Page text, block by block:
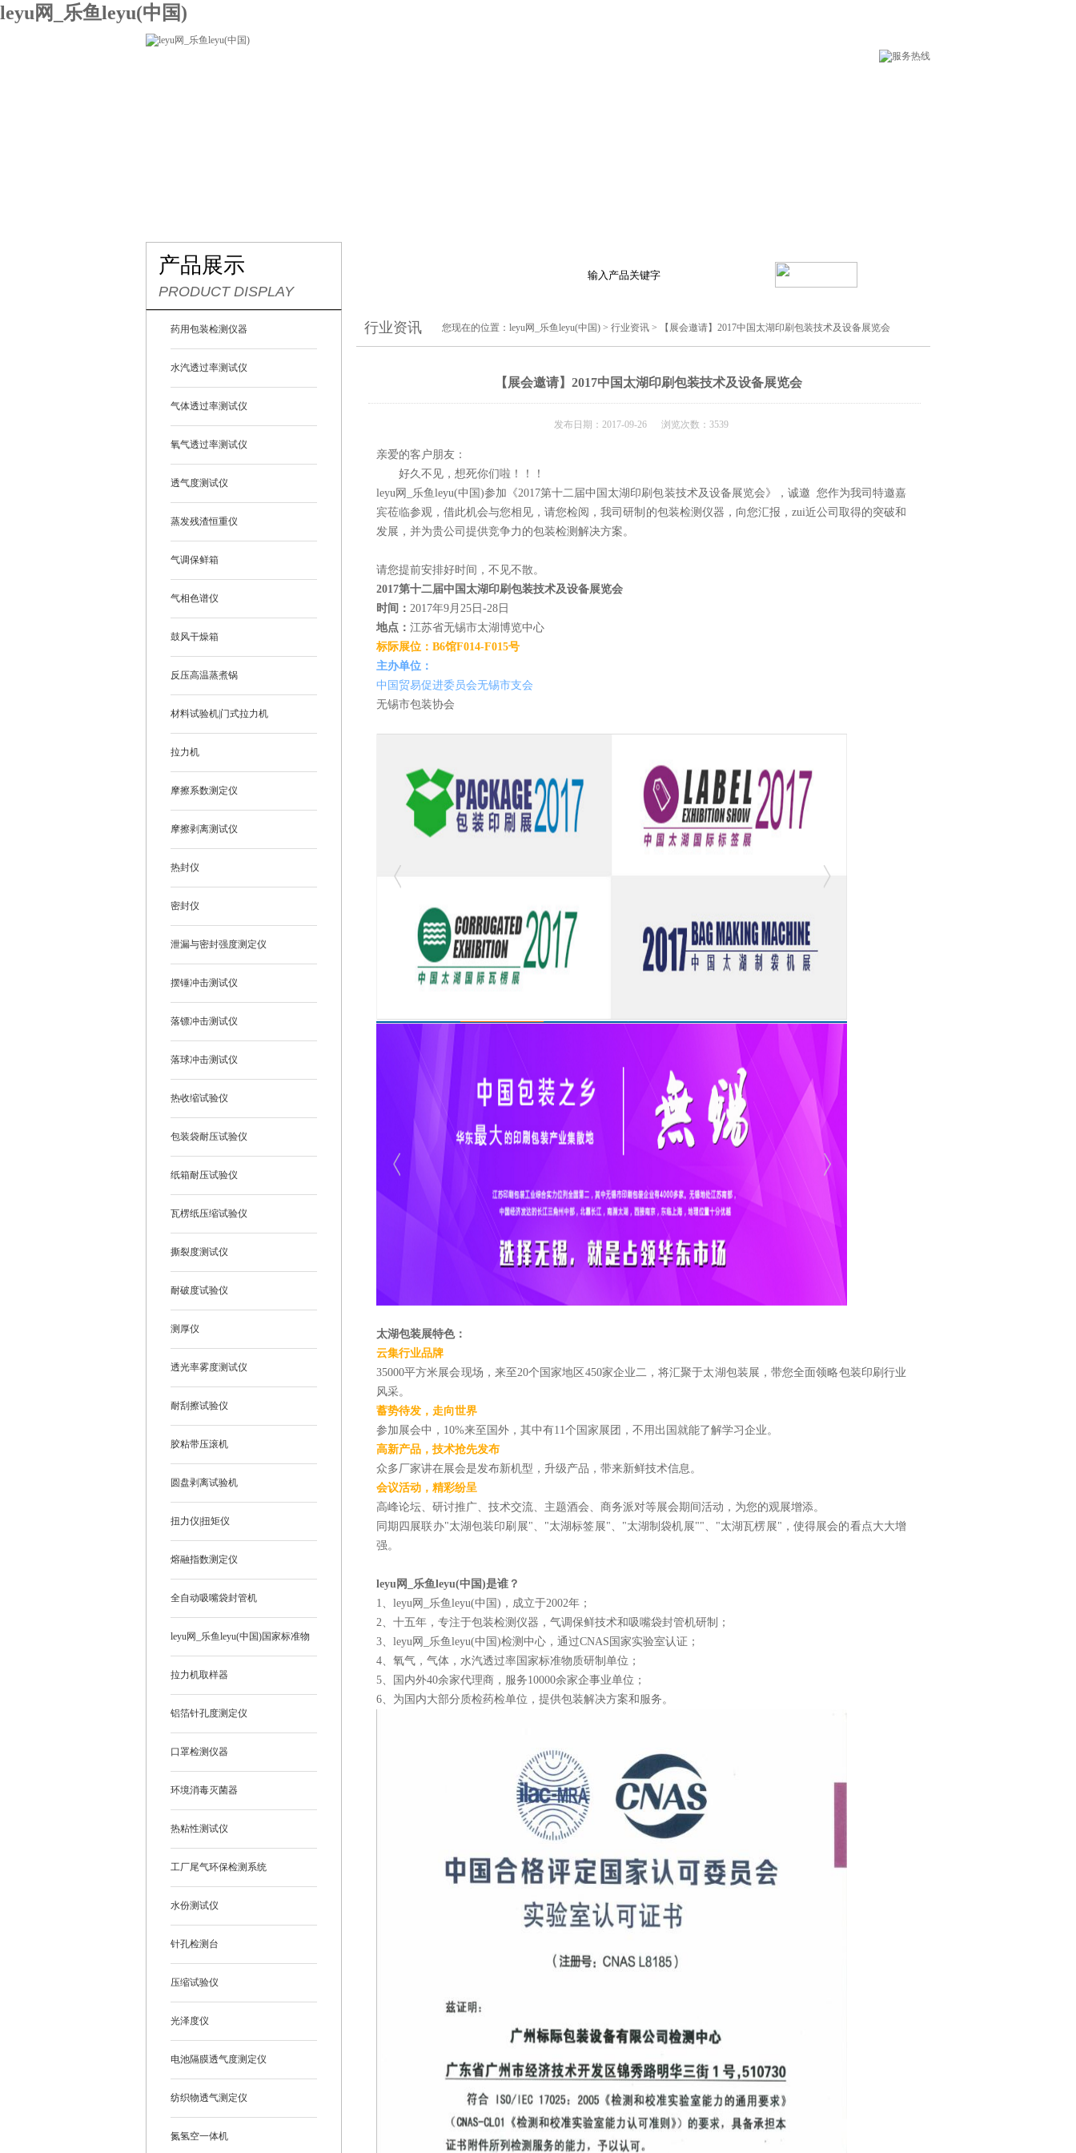
leyu网_乐鱼leyu(中国)
产品展示
PRODUCT DISPLAY
药用包装检测仪器
水汽透过率测试仪
气体透过率测试仪
氧气透过率测试仪
透气度测试仪
蒸发残渣恒重仪
气调保鲜箱
气相色谱仪
鼓风干燥箱
反压高温蒸煮锅
材料试验机|门式拉力机
拉力机
摩擦系数测定仪
摩擦剥离测试仪
热封仪
密封仪
泄漏与密封强度测定仪
摆锤冲击测试仪
落镖冲击测试仪
落球冲击测试仪
热收缩试验仪
包装袋耐压试验仪
纸箱耐压试验仪
瓦楞纸压缩试验仪
撕裂度测试仪
耐破度试验仪
测厚仪
透光率雾度测试仪
耐刮擦试验仪
胶粘带压滚机
圆盘剥离试验机
扭力仪|扭矩仪
熔融指数测定仪
全自动吸嘴袋封管机
leyu网_乐鱼leyu(中国)国家标准物
质
拉力机取样器
铝箔针孔度测定仪
口罩检测仪器
环境消毒灭菌器
热粘性测试仪
工厂尾气环保检测系统
水份测试仪
针孔检测台
压缩试验仪
光泽度仪
电池隔膜透气度测定仪
纺织物透气测定仪
氮氢空一体机
行业资讯 您现在的位置： leyu网_乐鱼leyu(中国) > 行业资讯 > 【展会邀请】2017中国太湖印刷包装技术及设备展览会
【展会邀请】2017中国太湖印刷包装技术及设备展览会
发布日期：2017-09-26 浏览次数：3539
亲爱的客户朋友：
好久不见，想死你们啦！！！
leyu网_乐鱼leyu(中国)参加《2017第十二届中国太湖印刷包装技术及设备展览会》，诚邀 您作为我司特邀嘉
宾莅临参观，借此机会与您相见，请您检阅，我司研制的包装检测仪器，向您汇报，zui近公司取得的突破和
发展，并为贵公司提供竞争力的包装检测解决方案。
请您提前安排好时间， 不见不散。
2017第十二届中国太湖印刷包装技术及设备展览会
时间： 2017年9月25日-28日
地点： 江苏省无锡市太湖博览中心
标际展位 ：B6馆F014-F015号
主办单位：
中国贸易促进委员会无锡市支会
无锡市包装协会
太湖包装展特色：
云集行业品牌
35000平方米展会现场，来至20个国家地区450家企业二，将汇聚于太湖包装展，带您全面领略包装印刷行业
风采。
蓄势待发，走向世界
参加展会中，10%来至国外，其中有11个国家展团，不用出国就能了解学习企业。
高新产品，技术抢先发布
众多厂家讲在展会是发布新机型，升级产品，带来新鲜技术信息。
会议活动，精彩纷呈
高峰论坛、研讨推广、技术交流、主题酒会、商务派对等展会期间活动，为您的观展增添。
同期四展联办"太湖包装印刷展"、"太湖标签展"、"太湖制袋机展""、"太湖瓦楞展"，使得展会的看点大大增
强。
leyu网_乐鱼leyu(中国)是谁？
1、leyu网_乐鱼leyu(中国)，成立于2002年；
2、十五年，专注于包装检测仪器，气调保鲜技术和吸嘴袋封管机研制；
3、leyu网_乐鱼leyu(中国)检测中心，通过CNAS国家实验室认证；
4、氧气，气体，水汽透过率国家标准物质研制单位；
5、国内外40余家代理商，服务10000余家企事业单位；
6、为国内大部分质检药检单位，提供包装解决方案和服务。